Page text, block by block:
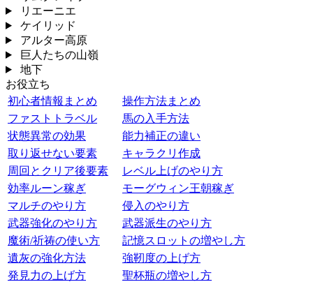
リエーニエ
ケイリッド
アルター高原
巨人たちの山嶺
地下
お役立ち
初心者情報まとめ
操作方法まとめ
ファストトラベル
馬の入手方法
状態異常の効果
能力補正の違い
取り返せない要素
キャラクリ作成
周回とクリア後要素
レベル上げのやり方
効率ルーン稼ぎ
モーグウィン王朝稼ぎ
マルチのやり方
侵入のやり方
武器強化のやり方
武器派生のやり方
魔術/祈祷の使い方
記憶スロットの増やし方
遺灰の強化方法
強靭度の上げ方
発見力の上げ方
聖杯瓶の増やし方